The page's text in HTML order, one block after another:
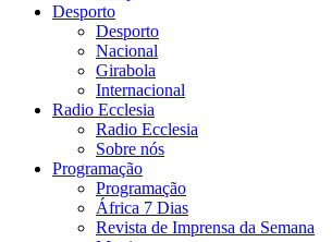
Desporto
Desporto
Nacional
Girabola
Internacional
Radio Ecclesia
Radio Ecclesia
Sobre nós
Programação
Programação
África 7 Dias
Revista de Imprensa da Semana